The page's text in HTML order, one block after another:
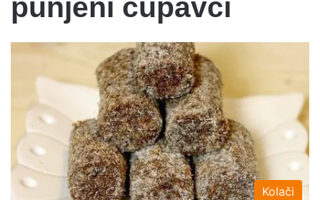
punjeni cupavci
Kolači